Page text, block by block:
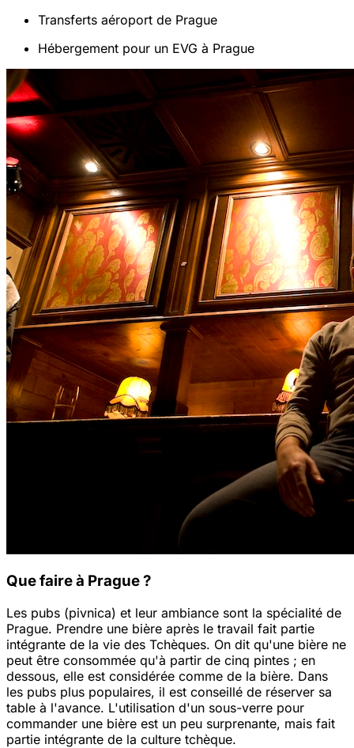
Transferts aéroport de Prague
Hébergement pour un EVG à Prague
Que faire à Prague ?
Les pubs (pivnica) et leur ambiance sont la spécialité de
Prague. Prendre une bière après le travail fait partie
intégrante de la vie des Tchèques. On dit qu'une bière ne
peut être consommée qu'à partir de cinq pintes ; en
dessous, elle est considérée comme de la bière. Dans
les pubs plus populaires, il est conseillé de réserver sa
table à l'avance. L'utilisation d'un sous-verre pour
commander une bière est un peu surprenante, mais fait
partie intégrante de la culture tchèque.